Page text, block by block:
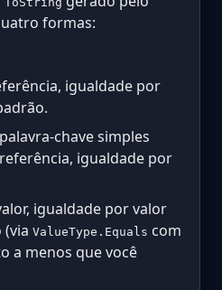
formas:
igualdade por
chave simples
igualdade por
igualdade por valor
(via ValueType.Equals com
a menos que você